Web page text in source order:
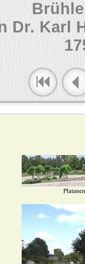
Dr. Karl